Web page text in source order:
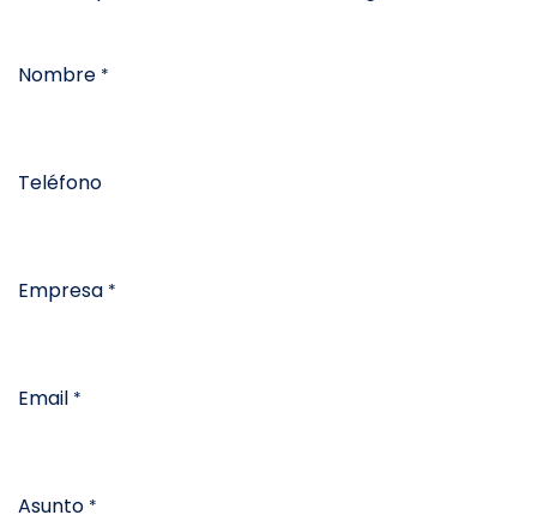
Nombre *
Teléfono
Empresa *
Email *
Asunto *